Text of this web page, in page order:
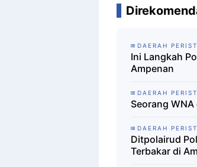
DAERAH
Ini Langkah
Ampenan
DAERAH
Seorang
DAERAH
Ditpolairud
Terbakar di